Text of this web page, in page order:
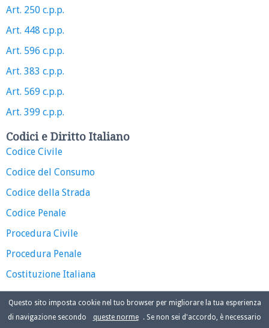
Art. 250 c.p.p.
Art. 448 c.p.p.
Art. 596 c.p.p.
Art. 383 c.p.p.
Art. 569 c.p.p.
Art. 399 c.p.p.
Codici e Diritto Italiano
Codice Civile
Codice del Consumo
Codice della Strada
Codice Penale
Procedura Civile
Procedura Penale
Costituzione Italiana
Questo sito imposta cookie nel tuo browser per migliorare la tua esperienza
di navigazione secondo
queste norme
. Se non sei d'accordo, è necessario